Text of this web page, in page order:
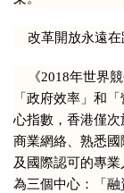
改革開放永遠在
《2018年世界競
「政府效率」和
心指數，香港僅
商業網絡、熟悉
及國際認可的專
為三個中心：「